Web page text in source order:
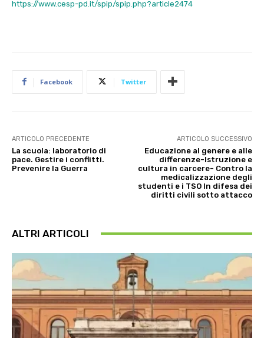
https://www.cesp-pd.it/spip/spip.php?article2474
Facebook Twitter
ARTICOLO PRECEDENTE
La scuola: laboratorio di
pace. Gestire i conflitti.
Prevenire la Guerra
ARTICOLO SUCCESSIVO
Educazione al genere e alle
differenze-Istruzione e
cultura in carcere- Contro la
medicalizzazione degli
studenti e i TSO In difesa dei
diritti civili sotto attacco
ALTRI ARTICOLI